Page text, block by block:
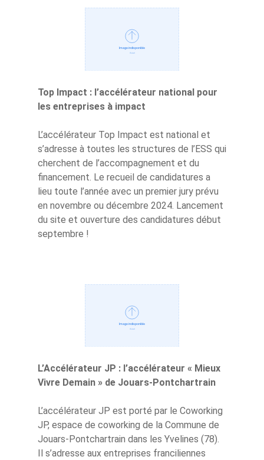
Top Impact : l’accélérateur national pour
les entreprises à impact
L’accélérateur Top Impact est national et
s’adresse à toutes les structures de l’ESS qui
cherchent de l’accompagnement et du
financement. Le recueil de candidatures a
lieu toute l’année avec un premier jury prévu
en novembre ou décembre 2024. Lancement
du site et ouverture des candidatures début
septembre !
L’Accélérateur JP : l’accélérateur « Mieux
Vivre Demain » de Jouars-Pontchartrain
L’accélérateur JP est porté par le Coworking
JP, espace de coworking de la Commune de
Jouars-Pontchartrain dans les Yvelines (78).
Il s’adresse aux entreprises franciliennes